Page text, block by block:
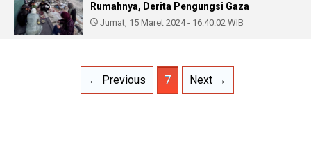
Rumahnya, Derita Pengungsi Gaza
Jumat, 15 Maret 2024 - 16:40:02 WIB
← Previous 7 Next →